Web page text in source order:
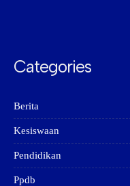
Categories
Berita
Kesiswaan
Pendidikan
Ppdb